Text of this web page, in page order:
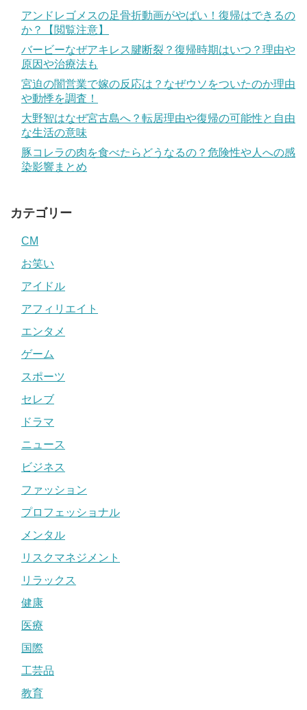
アンドレゴメスの足骨折動画がやばい！復帰はできるの
か？【閲覧注意】
バービーなぜアキレス腱断裂？復帰時期はいつ？理由や
原因や治療法も
宮迫の闇営業で嫁の反応は？なぜウソをついたのか理由
や動悸を調査！
大野智はなぜ宮古島へ？転居理由や復帰の可能性と自由
な生活の意味
豚コレラの肉を食べたらどうなるの？危険性や人への感
染影響まとめ
カテゴリー
CM
お笑い
アイドル
アフィリエイト
エンタメ
ゲーム
スポーツ
セレブ
ドラマ
ニュース
ビジネス
ファッション
プロフェッショナル
メンタル
リスクマネジメント
リラックス
健康
医療
国際
工芸品
教育